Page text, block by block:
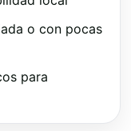
o con pocas
para